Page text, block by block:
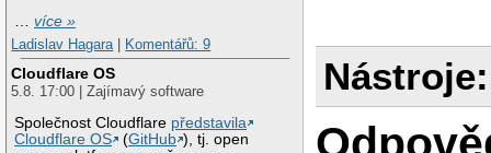
…více »
Ladislav Hagara| Komentářů: 9
Cloudflare OS
5.8. 17:00 | Zajímavý software
Společnost Cloudflare představila
Cloudflare OS
(GitHub ), tj. open
Nástroje: